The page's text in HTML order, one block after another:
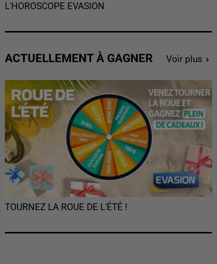
L'HOROSCOPE EVASION
ACTUELLEMENT À GAGNER Voir plus
TOURNEZ LA ROUE DE L'ÉTÉ !